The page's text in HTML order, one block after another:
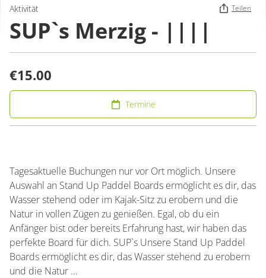
Aktivität Teilen
SUP`s Merzig - ||||
€15.00
Termine
Tagesaktuelle Buchungen nur vor Ort möglich. Unsere
Auswahl an Stand Up Paddel Boards ermöglicht es dir, das
Wasser stehend oder im Kajak-Sitz zu erobern und die
Natur in vollen Zügen zu genießen. Egal, ob du ein
Anfänger bist oder bereits Erfahrung hast, wir haben das
perfekte Board für dich. SUP`s Unsere Stand Up Paddel
Boards ermöglicht es dir, das Wasser stehend zu erobern
und die Natur …